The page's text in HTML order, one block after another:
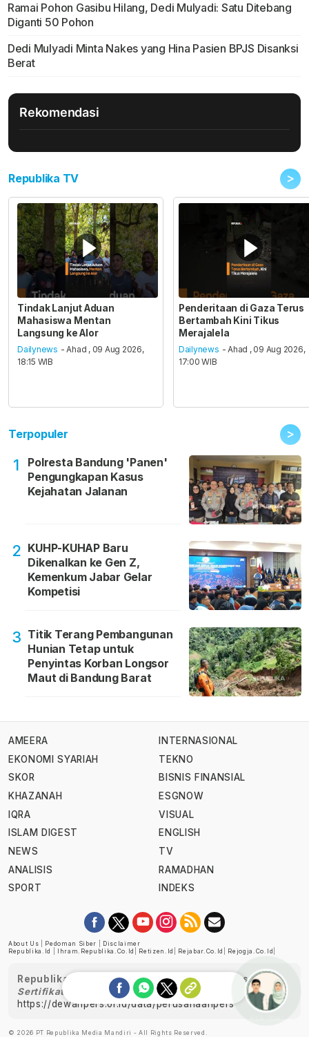
Ramai Pohon Gasibu Hilang, Dedi Mulyadi: Satu Ditebang
Diganti 50 Pohon
Dedi Mulyadi Minta Nakes yang Hina Pasien BPJS Disanksi
Berat
Rekomendasi
Republika TV >
Tindak Lanjut Aduan
Mahasiswa Mentan
Langsung ke Alor
Dailynews - Ahad , 09 Aug 2026,
18:15 WIB
Penderitaan di Gaza Terus
Bertambah Kini Tikus
Merajalela
Dailynews - Ahad , 09 Aug 2026,
17:00 WIB
Terpopuler >
1
Polresta Bandung 'Panen'
Pengungkapan Kasus
Kejahatan Jalanan
2 KUHP-KUHAP Baru
Dikenalkan ke Gen Z,
Kemenkum Jabar Gelar
Kompetisi
3 Titik Terang Pembangunan
Hunian Tetap untuk
Penyintas Korban Longsor
Maut di Bandung Barat
AMEERA
EKONOMI SYARIAH
SKOR
KHAZANAH
IQRA
ISLAM DIGEST
NEWS
ANALISIS
SPORT
INTERNASIONAL
TEKNO
BISNIS FINANSIAL
ESGNOW
VISUAL
ENGLISH
TV
RAMADHAN
INDEKS
About Us Pedoman Siber
Disclaimer
Republika.id
Ihram.republika.co.id Retizen.id Rejabar.co.id Rejogja.co.id
Republika telah diverifikasi oleh Dewan Pers
Sertifikat Nomor 1058/DP-Verifikasi/K/XII/2022
https://dewanpers.or.id/data/perusahaanpers
© 2026 PT Republika Media Mandiri - All Rights Reserved.